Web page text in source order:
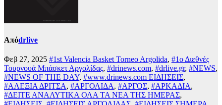
Απόdrlive
Φεβ 27, 2025 #1st Valencia Basket Torneo Argolida, #1ο Διεθνές
Τουρνουά Μπάσκετ Αργολίδας, #drinews.com, #drlive.gr, #NEWS,
#NEWS OF THE DAY, #www.drinews.com ΕΙΔΗΣΕΙΣ,
#ΑΛΕΞΙΑ ΔΡΙΤΣΑ, #ΑΡΓΟΛΙΔΑ, #ΑΡΓΟΣ, #ΑΡΚΑΔΙΑ,
#ΔΕΙΤΕ ΑΝΑΛΥΤΙΚΑ ΟΛΑ ΤΑ ΝΕΑ ΤΗΣ ΗΜΕΡΑΣ,